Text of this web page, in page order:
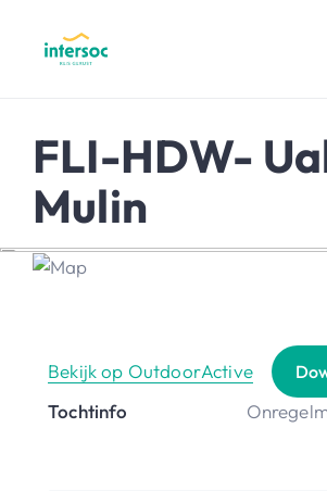
FLI-HDW-
Mulin
Bekijk op OutdoorActive
Tochtinfo